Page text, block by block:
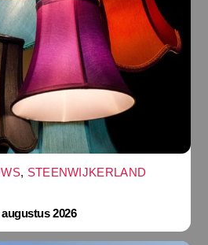
, STEENWIJKERLAND
2026